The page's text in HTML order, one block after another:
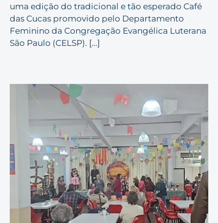
uma edição do tradicional e tão esperado Café
das Cucas promovido pelo Departamento
Feminino da Congregação Evangélica Luterana
São Paulo (CELSP). [...]